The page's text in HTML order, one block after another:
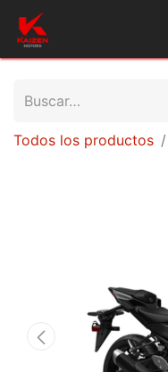
Todos los productos